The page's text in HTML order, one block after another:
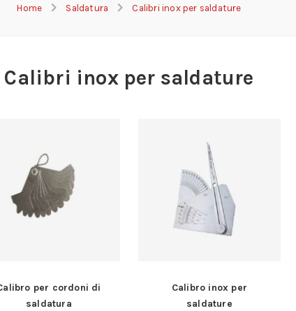
Home Saldatura Calibri inox per saldature
Calibri inox per saldature
per cordoni di
saldatura
Calibro inox per
saldature